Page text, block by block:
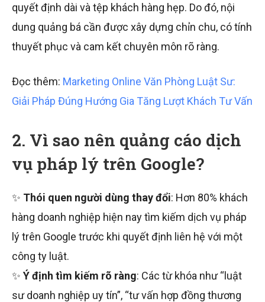
quyết định dài và tệp khách hàng hẹp. Do đó, nội
dung quảng bá cần được xây dựng chỉn chu, có tính
thuyết phục và cam kết chuyên môn rõ ràng.
Đọc thêm: Marketing Online Văn Phòng Luật Sư:
Giải Pháp Đúng Hướng Gia Tăng Lượt Khách Tư Vấn
2. Vì sao nên quảng cáo dịch
vụ pháp lý trên Google?
✨ Thói quen người dùng thay đổi: Hơn 80% khách
hàng doanh nghiệp hiện nay tìm kiếm dịch vụ pháp
lý trên Google trước khi quyết định liên hệ với một
công ty luật.
✨ Ý định tìm kiếm rõ ràng: Các từ khóa như “luật
sư doanh nghiệp uy tín”, “tư vấn hợp đồng thương